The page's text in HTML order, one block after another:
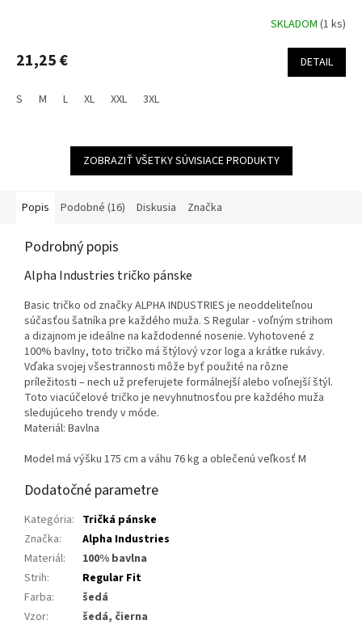
SKLADOM (1 ks)
21,25 € DETAIL
S M L XL XXL 3XL
ZOBRAZIŤ VŠETKY SÚVISIACE PRODUKTY
Popis Podobné (16) Diskusia Značka
Podrobný popis
Alpha Industries tričko pánske
Basic tričko od značky ALPHA INDUSTRIES je neoddeliteľnou
súčasťou šatníka pre každého muža. S Regular - voľným strihom
a dizajnom je ideálne na každodenné nosenie. Vyhotovené z
100% bavlny, toto tričko má štýlový vzor loga a krátke rukávy.
Vďaka svojej všestrannosti môže byť použité na rôzne
príležitosti – nech už preferujete formálnejší alebo voľnejší štýl.
Toto viacúčelové tričko je nevyhnutnosťou pre každého muža
sledujúceho trendy v móde.
Materiál: Bavlna
Model má výšku 175 cm a váhu 76 kg a oblečenú veľkosť M
Dodatočné parametre
Kategória: Tričká pánske
Značka:
Alpha Industries
Materiál:
100% bavlna
Strih:
Regular Fit
Farba:
šedá
Vzor: šedá, čierna